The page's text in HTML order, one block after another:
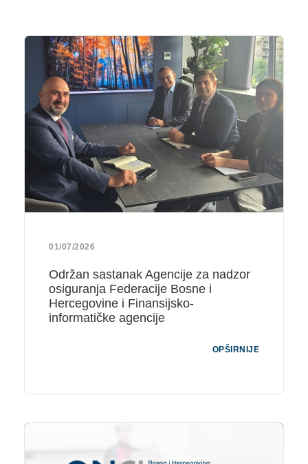
01/07/2026
Održan sastanak Agencije za nadzor
osiguranja Federacije Bosne i
Hercegovine i Finansijsko-
informatičke agencije
OPŠIRNIJE